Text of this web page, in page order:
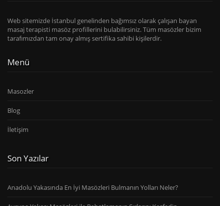
Web sitemizde İstanbul genelinden bağımsız olarak çalışan bayan
masaj terapisti masöz profillerini bulabilirsiniz. Tüm masözler bizim
tarafımızdan tam onay almış sertifika sahibi kişilerdir.
Menü
Masozler
Blog
İletişim
Son Yazılar
Anadolu Yakasında En İyi Masözleri Bulmanın Yolları Neler?